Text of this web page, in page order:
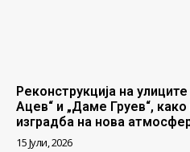
Реконструкција на
Ацев“ и „Даме Груев“,
изградба на нова
15 Јули, 2026